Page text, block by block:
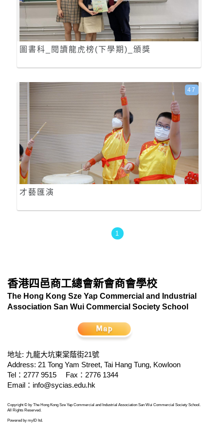
圖書科_閱讀龍虎榜(下學期)_頒獎
才藝匯演
47
1
香港四邑商工總會新會商會學校
The Hong Kong Sze Yap Commercial and Industrial
Association San Wui Commercial Society School
地址: 九龍大坑東棠蔭街21號
Address: 21 Tong Yam Street, Tai Hang Tung, Kowloon
Tel：2777 9515
Fax：2776 1344
Email： info@sycias.edu.hk
Copyright © by The Hong Kong Sze Yap Commercial and Industrial Association San Wui Commercial Society School.
All Rights Reserved.
Powered by myID ltd